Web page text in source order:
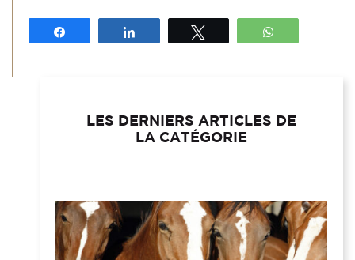
LES DERNIERS ARTICLES DE
LA CATÉGORIE